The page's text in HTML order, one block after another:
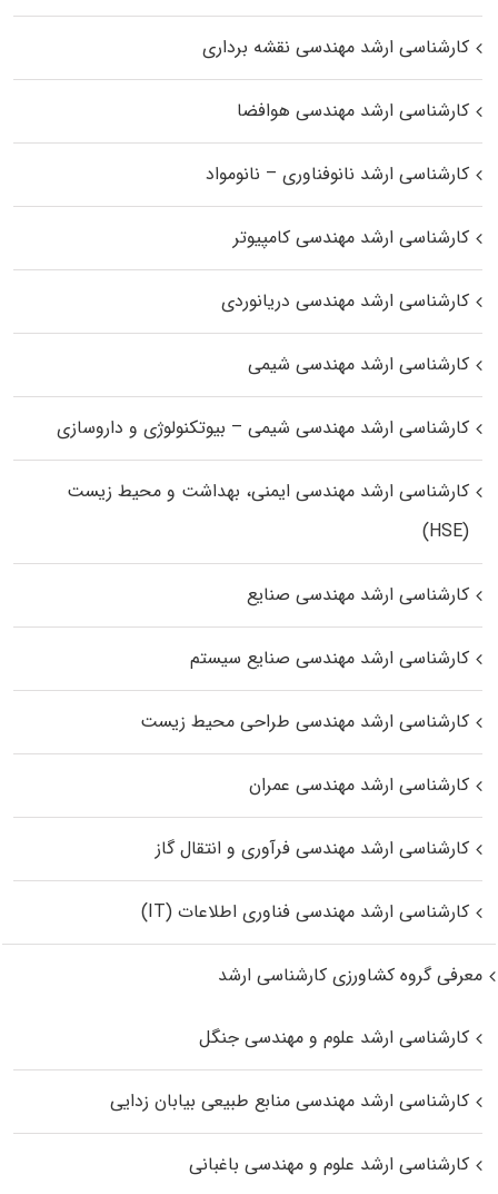
کارشناسی ارشد مهندسی نقشه برداری
کارشناسی ارشد مهندسی هوافضا
کارشناسی ارشد نانوفناوری – نانومواد
کارشناسی ارشد مهندسی کامپیوتر
کارشناسی ارشد مهندسی دریانوردی
کارشناسی ارشد مهندسی شیمی
کارشناسی ارشد مهندسی شیمی – بیوتکنولوژی و داروسازی
کارشناسی ارشد مهندسی ایمنی، بهداشت و محیط زیست
(HSE)
کارشناسی ارشد مهندسی صنایع
کارشناسی ارشد مهندسی صنایع سیستم
کارشناسی ارشد مهندسی طراحی محیط زیست
کارشناسی ارشد مهندسی عمران
کارشناسی ارشد مهندسی فرآوری و انتقال گاز
کارشناسی ارشد مهندسی فناوری اطلاعات (IT)
معرفی گروه کشاورزی کارشناسی ارشد
کارشناسی ارشد علوم و مهندسی جنگل
کارشناسی ارشد مهندسی منابع طبیعی بیابان زدایی
کارشناسی ارشد علوم و مهندسی باغبانی